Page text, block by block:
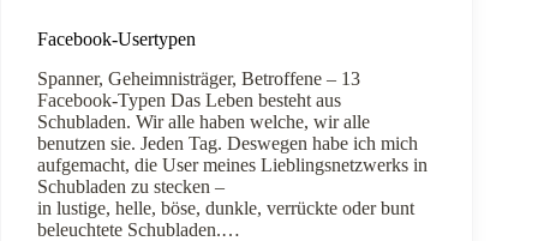
Facebook-Usertypen
Spanner, Geheimnisträger, Betroffene – 13
Facebook-Typen Das Leben besteht aus
Schubladen. Wir alle haben welche, wir alle
benutzen sie. Jeden Tag. Deswegen habe ich mich
aufgemacht, die User meines Lieblingsnetzwerks in
Schubladen zu stecken –
in lustige, helle, böse, dunkle, verrückte oder bunt
beleuchtete Schubladen.…